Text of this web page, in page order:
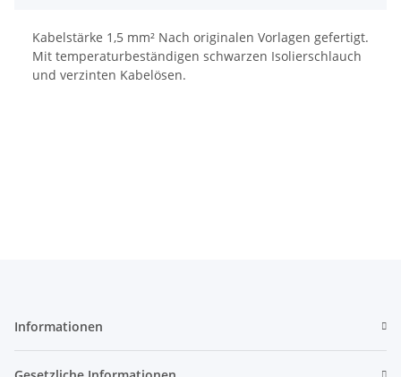
Kabelstärke 1,5 mm² Nach originalen Vorlagen gefertigt.
Mit temperaturbeständigen schwarzen Isolierschlauch
und verzinten Kabelösen.
Informationen